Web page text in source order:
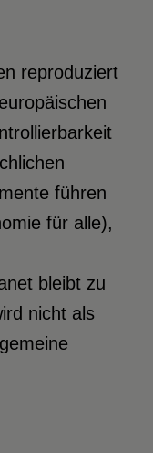
reproduziert
führen
für alle),
bleibt zu
nicht als